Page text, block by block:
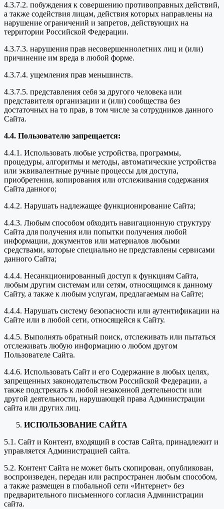
4.3.7.2. побуждения к совершению противоправных действий,
а также содействия лицам, действия которых направлены на
нарушение ограничений и запретов, действующих на
территории Российской Федерации.
4.3.7.3. нарушения прав несовершеннолетних лиц и (или)
причинение им вреда в любой форме.
4.3.7.4. ущемления прав меньшинств.
4.3.7.5. представления себя за другого человека или
представителя организации и (или) сообщества без
достаточных на то прав, в том числе за сотрудников данного
Сайта.
4.4. Пользователю запрещается:
4.4.1. Использовать любые устройства, программы,
процедуры, алгоритмы и методы, автоматические устройства
или эквивалентные ручные процессы для доступа,
приобретения, копирования или отслеживания содержания
Сайта данного;
4.4.2. Нарушать надлежащее функционирование Сайта;
4.4.3. Любым способом обходить навигационную структуру
Сайта для получения или попытки получения любой
информации, документов или материалов любыми
средствами, которые специально не представлены сервисами
данного Сайта;
4.4.4. Несанкционированный доступ к функциям Сайта,
любым другим системам или сетям, относящимся к данному
Сайту, а также к любым услугам, предлагаемым на Сайте;
4.4.4. Нарушать систему безопасности или аутентификации на
Сайте или в любой сети, относящейся к Сайту.
4.4.5. Выполнять обратный поиск, отслеживать или пытаться
отслеживать любую информацию о любом другом
Пользователе Сайта.
4.4.6. Использовать Сайт и его Содержание в любых целях,
запрещенных законодательством Российской Федерации, а
также подстрекать к любой незаконной деятельности или
другой деятельности, нарушающей права Администрации
сайта или других лиц.
ИСПОЛЬЗОВАНИЕ САЙТА
5.1. Сайт и Контент, входящий в состав Сайта, принадлежит и
управляется Администрацией сайта.
5.2. Контент Сайта не может быть скопирован, опубликован,
воспроизведен, передан или распространен любым способом,
а также размещен в глобальной сети «Интернет» без
предварительного письменного согласия Администрации
сайта.